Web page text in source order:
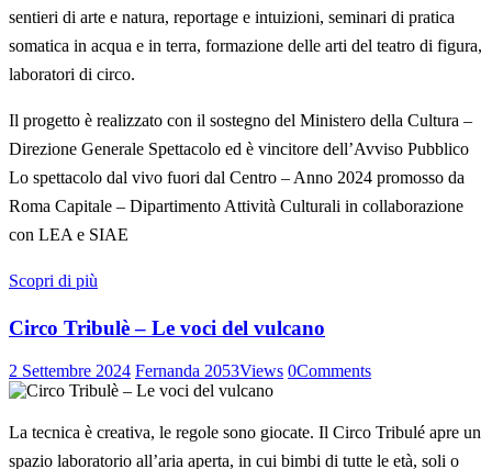
sentieri di arte e natura, reportage e intuizioni, seminari di pratica
somatica in acqua e in terra, formazione delle arti del teatro di figura,
laboratori di circo.
Il progetto è realizzato con il sostegno del Ministero della Cultura –
Direzione Generale Spettacolo ed è vincitore dell’Avviso Pubblico
Lo spettacolo dal vivo fuori dal Centro – Anno 2024 promosso da
Roma Capitale – Dipartimento Attività Culturali in collaborazione
con LEA e SIAE
Scopri di più
Circo Tribulè – Le voci del vulcano
2 Settembre 2024 Fernanda 2053Views 0Comments
La tecnica è creativa, le regole sono giocate. Il Circo Tribulé apre un
spazio laboratorio all’aria aperta, in cui bimbi di tutte le età, soli o